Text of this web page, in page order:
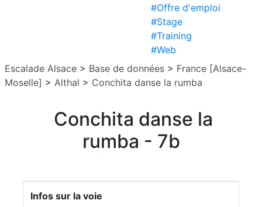
#Offre d'emploi
#Stage
#Training
#Web
Escalade Alsace > Base de données > France [Alsace-
Moselle] > Althal > Conchita danse la rumba
Conchita danse la
rumba - 7b
Infos sur la voie